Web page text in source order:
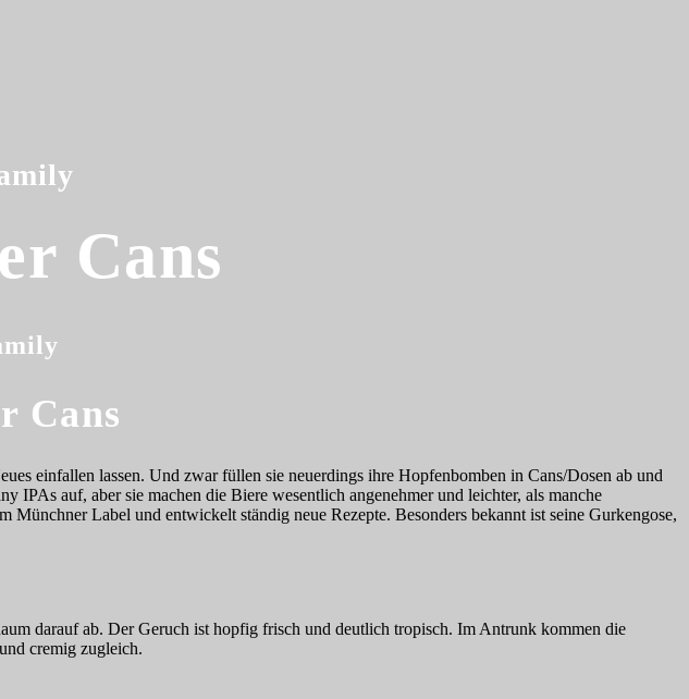
Cans
Cans
einfallen lassen. Und zwar füllen sie neuerdings ihre Hopfenbomben in Cans/Dosen ab und
IPAs auf, aber sie machen die Biere wesentlich angenehmer und leichter, als manche
Label und entwickelt ständig neue Rezepte. Besonders bekannt ist seine Gurkengose,
darauf ab. Der Geruch ist hopfig frisch und deutlich tropisch. Im Antrunk kommen die
cremig zugleich.